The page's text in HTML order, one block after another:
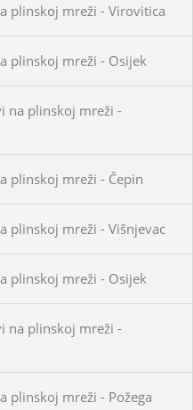
plinskoj mreži - Virovitica
plinskoj mreži - Osijek
na plinskoj mreži -
plinskoj mreži - Čepin
plinskoj mreži - Višnjevac
plinskoj mreži - Osijek
na plinskoj mreži -
plinskoj mreži - Požega